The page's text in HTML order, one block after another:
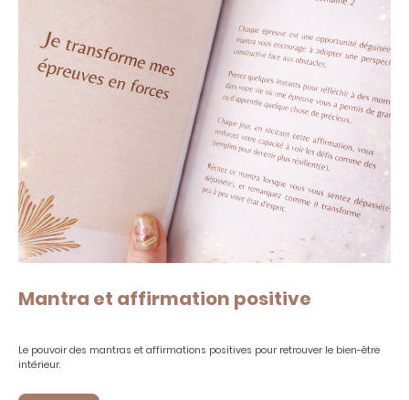
Mantra et affirmation positive
Le pouvoir des mantras et affirmations positives pour retrouver le bien-être
intérieur.